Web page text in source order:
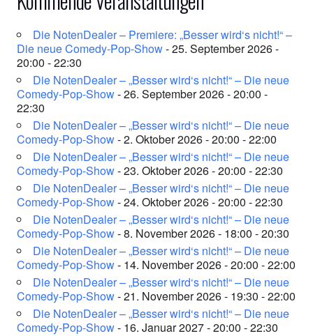
Die NotenDealer – Premiere: „Besser wird‘s nicht!“ –
Die neue Comedy-Pop-Show- 25. September 2026 -
20:00 - 22:30
Die NotenDealer – „Besser wird‘s nicht!“ – Die neue
Comedy-Pop-Show- 26. September 2026 - 20:00 -
22:30
Die NotenDealer – „Besser wird‘s nicht!“ – Die neue
Comedy-Pop-Show- 2. Oktober 2026 - 20:00 - 22:00
Die NotenDealer – „Besser wird‘s nicht!“ – Die neue
Comedy-Pop-Show- 23. Oktober 2026 - 20:00 - 22:30
Die NotenDealer – „Besser wird‘s nicht!“ – Die neue
Comedy-Pop-Show- 24. Oktober 2026 - 20:00 - 22:30
Die NotenDealer – „Besser wird‘s nicht!“ – Die neue
Comedy-Pop-Show- 8. November 2026 - 18:00 - 20:30
Die NotenDealer – „Besser wird‘s nicht!“ – Die neue
Comedy-Pop-Show- 14. November 2026 - 20:00 - 22:00
Die NotenDealer – „Besser wird‘s nicht!“ – Die neue
Comedy-Pop-Show- 21. November 2026 - 19:30 - 22:00
Die NotenDealer – „Besser wird‘s nicht!“ – Die neue
Comedy-Pop-Show- 16. Januar 2027 - 20:00 - 22:30